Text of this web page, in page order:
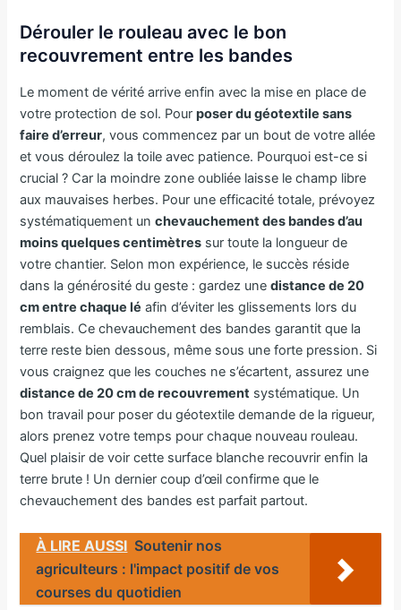
Dérouler le rouleau avec le bon
recouvrement entre les bandes
Le moment de vérité arrive enfin avec la mise en place de
votre protection de sol. Pourposer du géotextile sans
faire d’erreur, vous commencez par un bout de votre allée
et vous déroulez la toile avec patience. Pourquoi est-ce si
crucial ? Car la moindre zone oubliée laisse le champ libre
aux mauvaises herbes. Pour une efficacité totale, prévoyez
systématiquement unchevauchement des bandes d’au
moins quelques centimètres sur toute la longueur de
votre chantier. Selon mon expérience, le succès réside
dans la générosité du geste : gardez unedistance de 20
cm entre chaque lé afin d’éviter les glissements lors du
remblais. Ce chevauchement des bandes garantit que la
terre reste bien dessous, même sous une forte pression. Si
vous craignez que les couches ne s’écartent, assurez une
distance de 20 cm de recouvrement systématique. Un
bon travail pour poser du géotextile demande de la rigueur,
alors prenez votre temps pour chaque nouveau rouleau.
Quel plaisir de voir cette surface blanche recouvrir enfin la
terre brute ! Un dernier coup d’œil confirme que le
chevauchement des bandes est parfait partout.
À LIRE AUSSI Soutenir nos
agriculteurs : l'impact positif de vos
courses du quotidien